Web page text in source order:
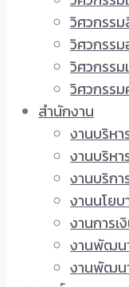
วิศวกรร
วิศวกรร
วิศวกรรม
วิศวกรร
สำนักงาน
งานบริหา
งานบริหา
งานบริกา
งานนโย
งานการ
งานพัฒน
งานพัฒน